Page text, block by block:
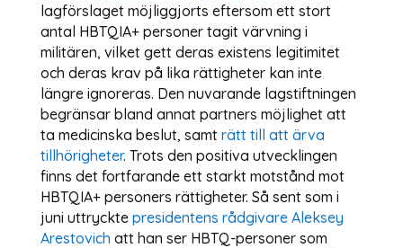
lagförslaget möjliggjorts eftersom ett stort
antal HBTQIA+ personer tagit värvning i
militären, vilket gett deras existens legitimitet
och deras krav på lika rättigheter kan inte
längre ignoreras. Den nuvarande lagstiftningen
begränsar bland annat partners möjlighet att
ta medicinska beslut, samt rätt till att ärva
tillhörigheter. Trots den positiva utvecklingen
finns det fortfarande ett starkt motstånd mot
HBTQIA+ personers rättigheter. Så sent som i
juni uttryckte presidentens rådgivare Aleksey
Arestovich att han ser HBTQ-personer som